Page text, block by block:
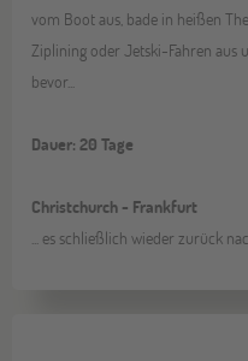
vom Boot aus, bade in heißen
Ziplining oder Jetski-Fahren aus
bevor...
Dauer: 20 Tage
Christchurch - Frankfurt
... es schließlich wieder zurück